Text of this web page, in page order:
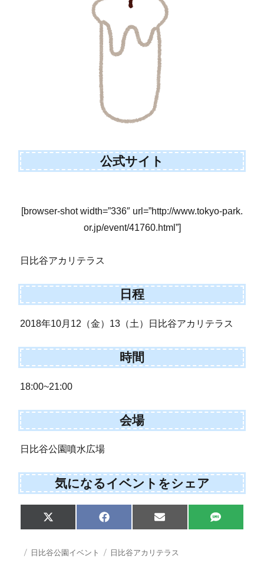
公式サイト
[browser-shot width=”336″ url=”http://www.tokyo-park.
or.jp/event/41760.html”]
日比谷アカリテラス
日程
2018年10月12（金）13（土）日比谷アカリテラス
時間
18:00~21:00
会場
日比谷公園噴水広場
気になるイベントをシェア
Share
on
X
(
w
i
Share
on
F
a
e
b
Share
on
E
m
i
l
Share
on
S
M
投 カ
日比谷公園イベント
タ
日比谷アカリテラス